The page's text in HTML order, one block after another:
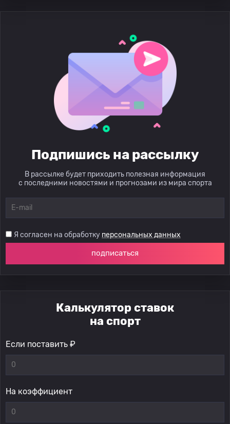
Подпишись на рассылку
В рассылке будет приходить полезная информация
с последними новостями и прогнозами из мира спорта
Я согласен на обработку персональных данных
подписаться
Калькулятор ставок
на спорт
Если поставить ₽
На коэффициент